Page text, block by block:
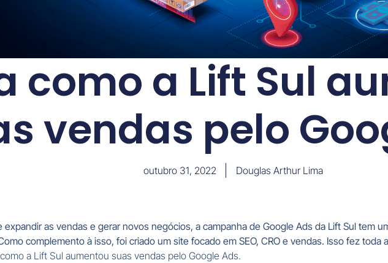
como a Lift Sul
vendas pelo
outubro 31, 2022 Douglas Arthur Lima
expandir as vendas e gerar novos negócios, a campanha de Google Ads da Lift Sul tem
complemento à isso, foi criado um site focado em SEO, CRO e vendas. Isso fez
a Lift Sul aumentou suas vendas pelo Google Ads.